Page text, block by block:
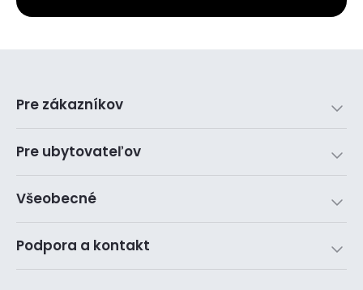
Pre zákazníkov
Pre ubytovateľov
Všeobecné
Podpora a kontakt